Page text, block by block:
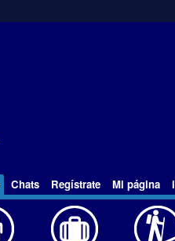
Chats Regístrate Mi página